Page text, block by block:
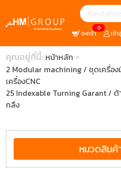
0
ตะกร้า เข้
คุณอยู่ที่นี้: หน้าหลัก
2 Modular machining / ชุดเครื่อง
เครื่องCNC
25 Indexable Turning Garant /
กลึง
หมวดสินค้